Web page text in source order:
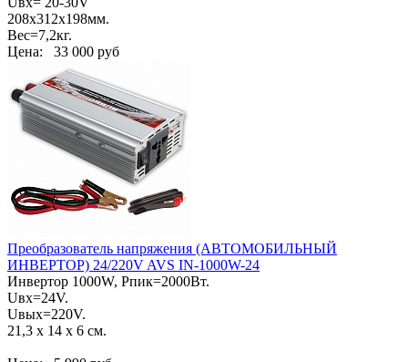
208х312х198мм.
Вес=7,2кг.
Цена: 33 000 руб
Преобразователь напряжения (АВТОМОБИЛЬНЫЙ
ИНВЕРТОР) 24/220V AVS IN-1000W-24
Инвертор 1000W, Pпик=2000Вт.
Uвх=24V.
Uвых=220V.
21,3 х 14 х 6 см.